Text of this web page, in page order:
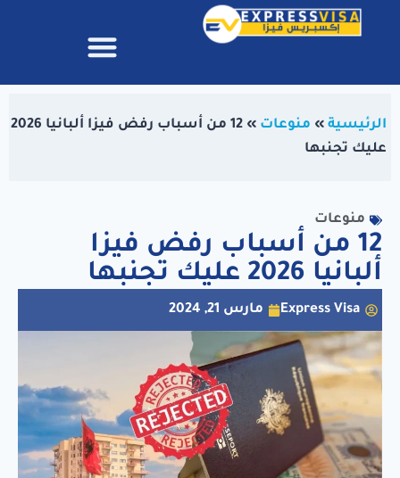
الرئيسية » منوعات »
12 من أسباب رفض فيزا ألبانيا 2026
عليك تجنبها
منوعات
12 من أسباب رفض فيزا
ألبانيا 2026 عليك تجنبها
Express Visa مارس 21, 2024